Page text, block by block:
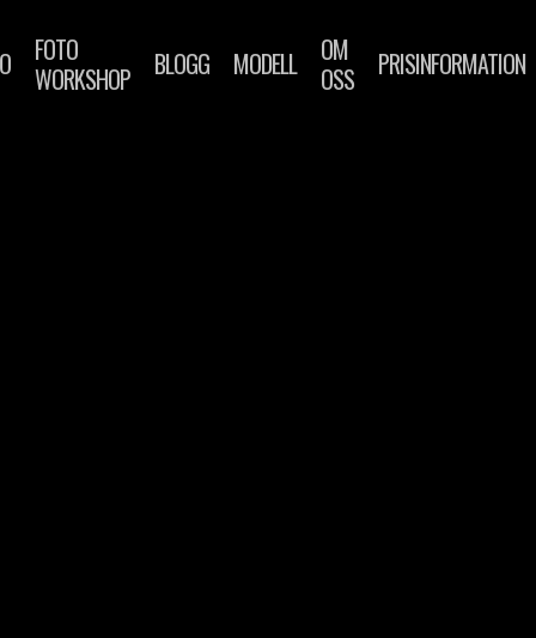
FOTO
WORKSHOP
BLOGG MODELL
OM
OSS
PRISINFORMATION